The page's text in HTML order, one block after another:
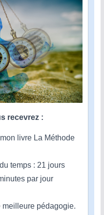
recevrez :
livre La Méthode
temps : 21 jours
par jour
meilleure pédagogie.